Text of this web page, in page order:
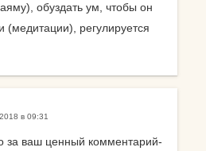
обуздать ум, чтобы он
(медитации), регулируется
в 09:31
за ваш ценный комментарий-